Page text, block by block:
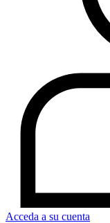
Acceda a su cuenta